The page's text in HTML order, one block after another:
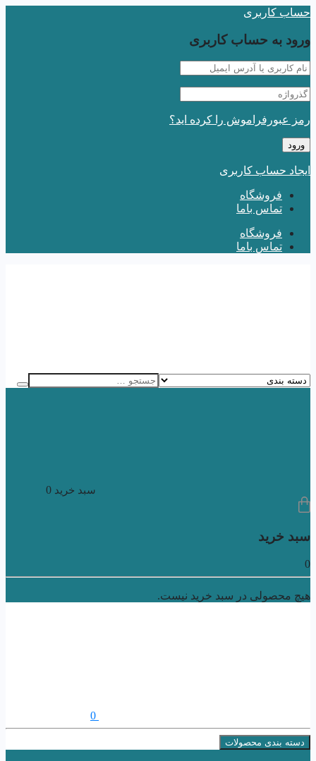
حساب کاربری
ورود به حساب کاربری
رمز عبورفراموش را کرده اید؟
ایجاد حساب کاربری
فروشگاه
تماس باما
فروشگاه
تماس باما
سبد خرید 0
سبد خرید
0
هیچ محصولی در سبد خرید نیست.
0
دسته بندی محصولات